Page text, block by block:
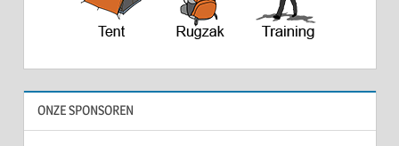
ONZE SPONSOREN